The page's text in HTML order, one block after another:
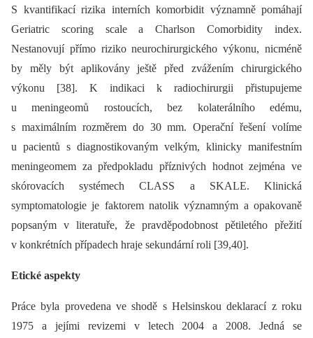
S kvantifikací rizika interních komorbidit významně pomáhají
Geriatric scoring scale a Charlson Comorbidity index.
Nestanovují přímo riziko neurochirurgického výkonu, nicméně
by měly být aplikovány ještě před zvážením chirurgického
výkonu [38]. K indikaci k radiochirurgii přistupujeme
u meningeomů rostoucích, bez kolaterálního edému,
s maximálním rozměrem do 30 mm. Operační řešení volíme
u pacientů s dia­gnostikovaným velkým, klinicky manifestním
meningeomem za předpokladu příznivých hodnot zejména ve
skórovacích systémech CLASS a SKALE. Klinická
symptomatologie je faktorem natolik významným a opakovaně
popsaným v literatuře, že pravděpodobnost pětiletého přežití
v konkrétních případech hraje sekundární roli [39,40].
Etické aspekty
Práce byla provedena ve shodě s Helsinskou deklarací z roku
1975 a jejími revizemi v letech 2004 a 2008. Jedná se